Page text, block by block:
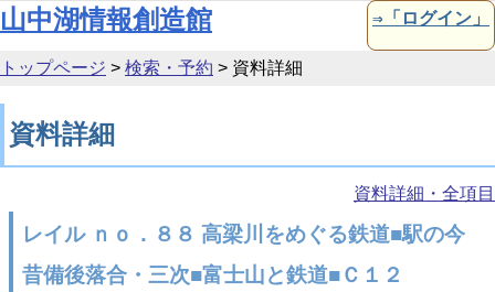
本文へ移動
山中湖情報創造館 ⇒「ログイン」
トップページ > 検索・予約 > 資料詳細
資料詳細
資料詳細・全項目
レイル ｎｏ．８８ 高梁川をめぐる鉄道■駅の今
昔備後落合・三次■富士山と鉄道■Ｃ１２